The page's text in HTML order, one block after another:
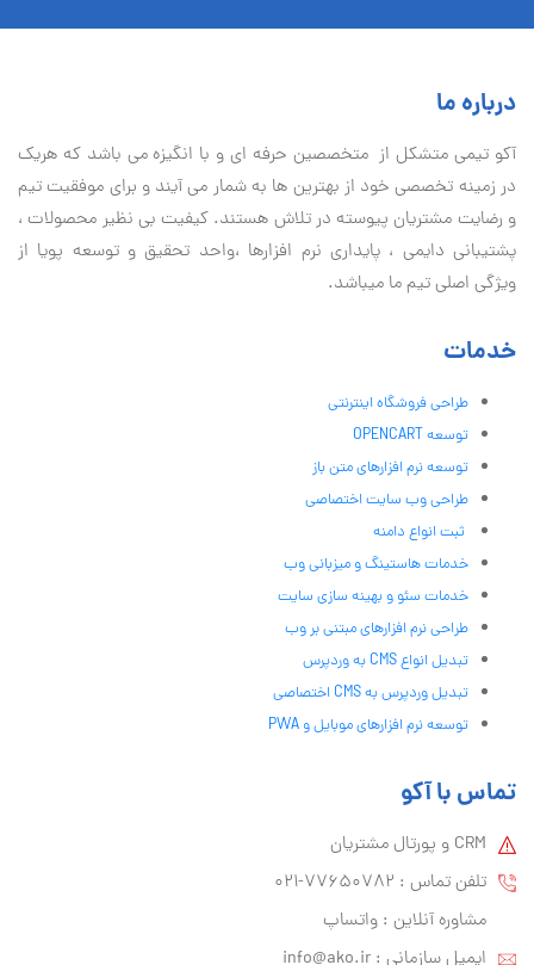
درباره ما
آكو تيمی متشکل از متخصصین حرفه ای و با انگیزه می باشد که هریک
در زمینه تخصصی خود از بهترین ها به شمار می آیند و برای موفقیت تيم
و رضایت مشتریان پیوسته در تلاش هستند. کیفیت بی نظير محصولات ،
پشتیبانی دايمی ، پایداری نرم افزارها ،واحد تحقیق و توسعه پویا از
ویژگی اصلی تیم ما میباشد.
خدمات
طراحی فروشگاه اینترنتی
توسعه OPENCART
توسعه نرم افزارهای متن باز
طراحی وب سایت اختصاصی
ثبت انواع دامنه
خدمات هاستینگ و میزبانی وب
خدمات سئو و بهینه سازی سایت
طراحی نرم افزارهای مبتنی بر وب
تبدیل انواع CMS به وردپرس
تبدیل وردپرس به CMS اختصاصی
توسعه نرم افزارهای موبایل و PWA
تماس با آکو
CRM و پورتال مشتریان
تلفن تماس :‌ 77650782-021
مشاوره آنلاین : واتساپ
ایمیل سازمانی :‌ info@ako.ir